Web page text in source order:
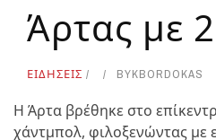
Άρτας με
ΕΙΔΗΣΕΙΣ BYKBORDOKAS
Η Άρτα βρέθηκε στο
χάντμπολ, φιλοξενώντας με